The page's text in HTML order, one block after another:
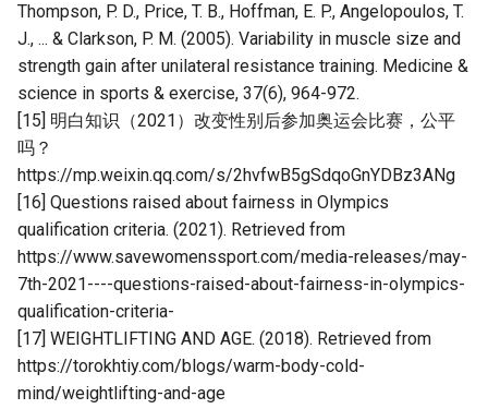
Thompson, P. D., Price, T. B., Hoffman, E. P., Angelopoulos, T.
J., ... & Clarkson, P. M. (2005). Variability in muscle size and
strength gain after unilateral resistance training. Medicine &
science in sports & exercise, 37(6), 964-972.
[15] 明白知识（2021）改变性别后参加奥运会比赛，公平
吗？
https://mp.weixin.qq.com/s/2hvfwB5gSdqoGnYDBz3ANg
[16] Questions raised about fairness in Olympics
qualification criteria. (2021). Retrieved from
https://www.savewomenssport.com/media-releases/may-
7th-2021----questions-raised-about-fairness-in-olympics-
qualification-criteria-
[17] WEIGHTLIFTING AND AGE. (2018). Retrieved from
https://torokhtiy.com/blogs/warm-body-cold-
mind/weightlifting-and-age